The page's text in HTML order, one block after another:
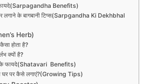
फायदे(Sarpagandha Benefits)
लगाने के बागबानी टिप्स(Sarpgandha Ki Dekhbhal
Herb)
होता है?
क्यों है?
के फायदे(Shatavari Benefits)
घर पर कैसे लगाएं?(Growing Tips)